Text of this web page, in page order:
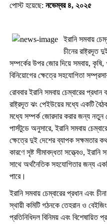
পোস্ট হয়েছে: নভেম্বর ৪, ২০২৫
ইরানি সমবায়
চীনের
সম্পর্কের উপর জোর দিয়ে সমবায়, কৃষি,
বিনিয়োগের ক্ষেত্রে সহযোগিতা
রোববার ইরানি সমবায় চেম্বারের
রাষ্ট্রদূত ঝং পেইউয়ের মধ্যে একটি
মধ্যে সম্পর্ক জোরদার করার জন্য
পার্সটুডে অনুসারে, ইরানি সমবায়
ক্ষেত্রে দুই দেশের ব্যাপক সক্ষমতার
কারণে সৃষ্ট সীমাবদ্ধতা সত্ত্বেও,
সাথে অর্থনৈতিক সহযোগিতার জন্য
পারে।
ইরানি সমবায় চেম্বারের প্রধান এবং
স্থায়ী কমিটি গঠনকে তেহরান ও
প্রতিনিধিদল বিনিময় এবং বিশেষায়িত